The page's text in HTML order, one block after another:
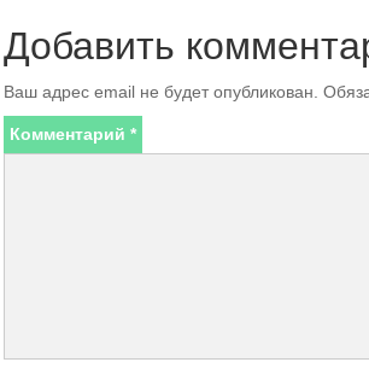
Добавить
Ваш адрес email не будет опубликован.
Комментарий *